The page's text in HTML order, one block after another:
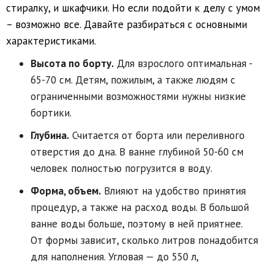
стиралку, и шкафчики. Но если подойти к делу с умом
– возможно все. Давайте разбираться с основными
характеристиками.
Высота по борту. Для взрослого оптимальная -
65-70 см. Детям, пожилым, а также людям с
ограниченными возможностями нужны низкие
бортики.
Глубина. Считается от борта или переливного
отверстия до дна. В ванне глубиной 50-60 см
человек полностью погрузится в воду.
Форма, объем. Влияют на удобство принятия
процедур, а также на расход воды. В большой
ванне воды больше, поэтому в ней приятнее.
От формы зависит, сколько литров понадобится
для наполнения. Угловая — до 550 л,